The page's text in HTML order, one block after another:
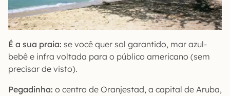
É a sua praia: se você quer sol garantido, mar azul-
bebê e infra voltada para o público americano (sem
precisar de visto).
Pegadinha: o centro de Oranjestad, a capital de Aruba,